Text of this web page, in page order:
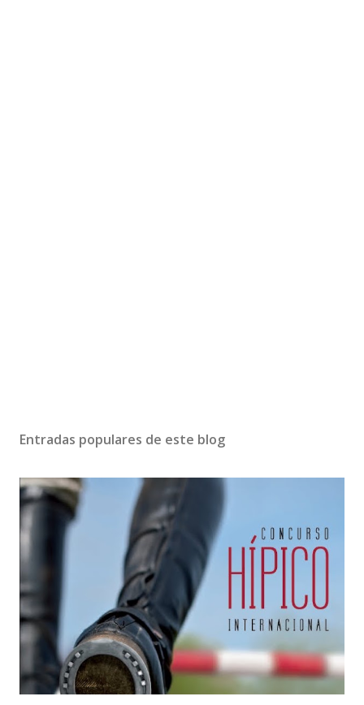
Entradas populares de este blog